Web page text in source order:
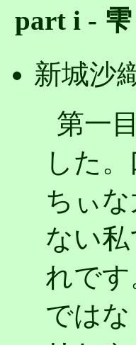
part i - 雫
新城沙
第一
した
ちぃ
ない
れで
では